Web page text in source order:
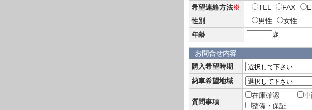
希望連絡方法※ TEL FAX
性別
男性
女性
年齢
歳
お問合せ内容
購入希望時期
納車希望地域
質問事項
在庫確認 車
整備・保証